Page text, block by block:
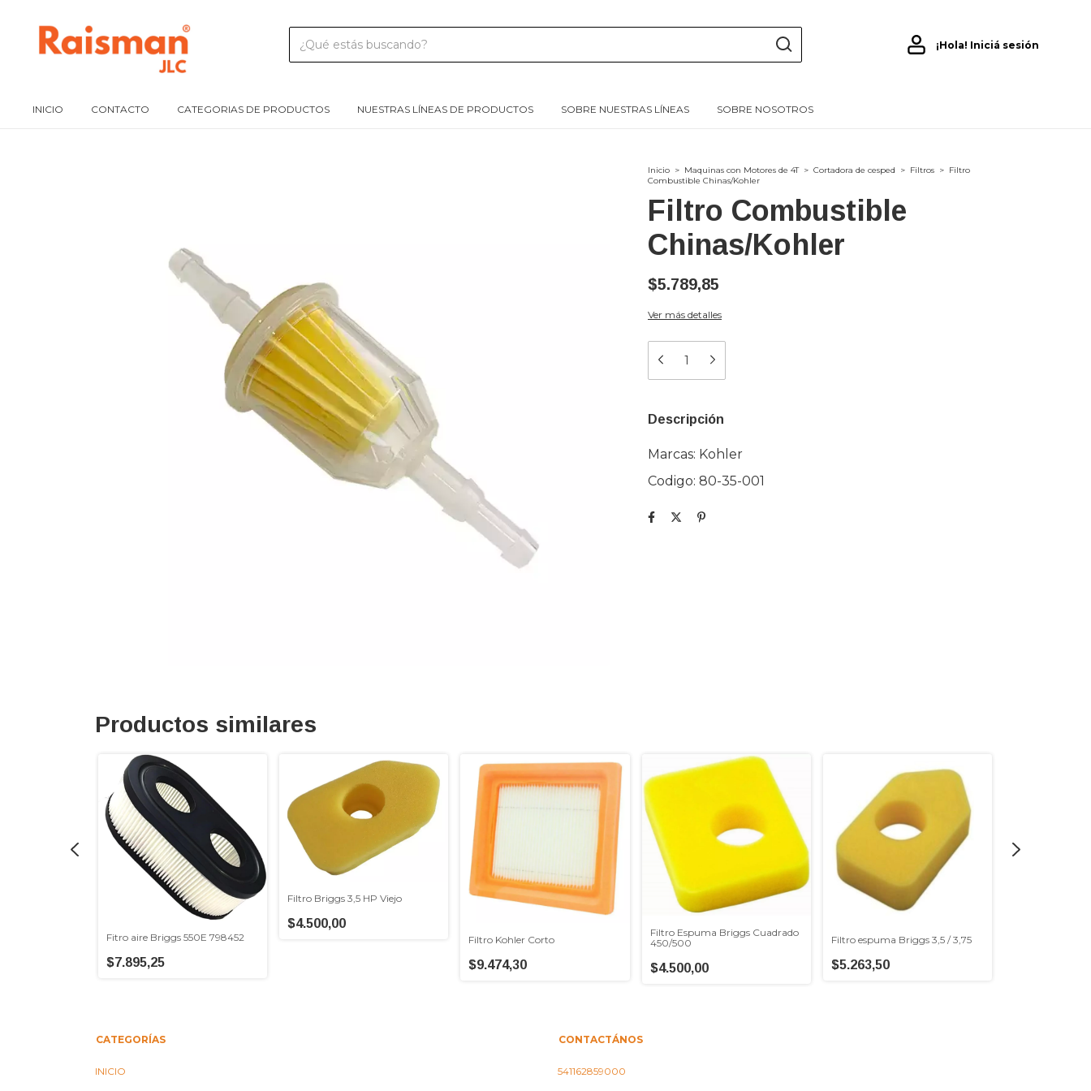
¡Hola! Iniciá sesión
INICIO CONTACTO CATEGORIAS DE PRODUCTOS NUESTRAS LÍNEAS DE PRODUCTOS SOBRE NUESTRAS LÍNEAS SOBRE NOSOTROS
Inicio > Maquinas con Motores de 4T > Cortadora de cesped > Filtros > Filtro
Combustible Chinas/Kohler
Filtro Combustible
Chinas/Kohler
$5.789,85
Ver más detalles
Descripción
Marcas: Kohler
Codigo: 80-35-001
Productos similares
Fitro aire Briggs 550E 798452
$7.895,25
Filtro Briggs 3,5 HP Viejo
$4.500,00
Filtro Kohler Corto
$9.474,30
Filtro Espuma Briggs Cuadrado
450/500
$4.500,00
Filtro espuma Briggs 3,5 / 3,75
$5.263,50
CATEGORÍAS
INICIO
CONTACTÁNOS
541162859000